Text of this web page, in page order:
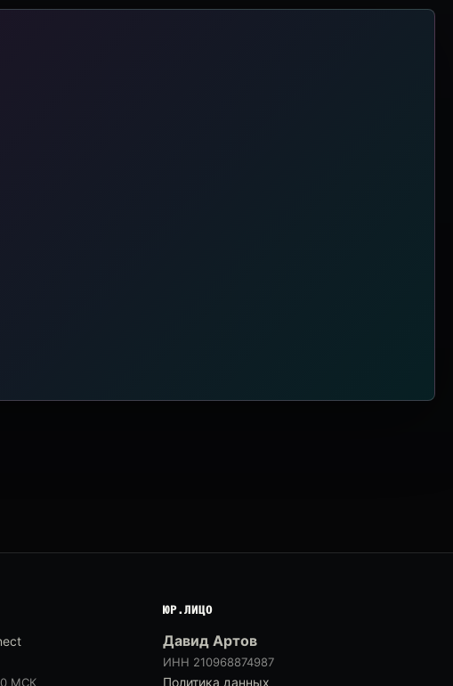
МСК
ЮР.ЛИЦО
Давид Артов
ИНН 210968874987
Политика данных